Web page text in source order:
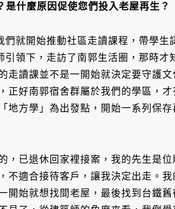
什麼原因促使您們投入老屋再生？
們就開始推動社區走讀課程，帶學生
領下，走訪了南郭生活圈，那時才
走讀課並不是一開始就決定要守護
正好南郭宿舍群屬於我們的學區，
地方學」為出發點，開始一系列保存
，已退休回家裡接案，我的先生是
不適合接待客戶，讓我決定出走。
開始就想找間老屋，最後找到台鐵